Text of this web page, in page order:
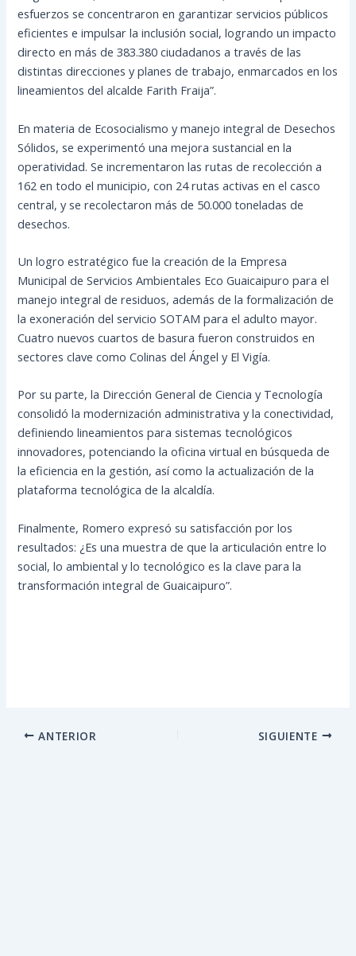
esfuerzos se concentraron en garantizar servicios públicos
eficientes e impulsar la inclusión social, logrando un impacto
directo en más de 383.380 ciudadanos a través de las
distintas direcciones y planes de trabajo, enmarcados en los
lineamientos del alcalde Farith Fraija”.
En materia de Ecosocialismo y manejo integral de Desechos
Sólidos, se experimentó una mejora sustancial en la
operatividad. Se incrementaron las rutas de recolección a
162 en todo el municipio, con 24 rutas activas en el casco
central, y se recolectaron más de 50.000 toneladas de
desechos.
Un logro estratégico fue la creación de la Empresa
Municipal de Servicios Ambientales Eco Guaicaipuro para el
manejo integral de residuos, además de la formalización de
la exoneración del servicio SOTAM para el adulto mayor.
Cuatro nuevos cuartos de basura fueron construidos en
sectores clave como Colinas del Ángel y El Vigía.
Por su parte, la Dirección General de Ciencia y Tecnología
consolidó la modernización administrativa y la conectividad,
definiendo lineamientos para sistemas tecnológicos
innovadores, potenciando la oficina virtual en búsqueda de
la eficiencia en la gestión, así como la actualización de la
plataforma tecnológica de la alcaldía.
Finalmente, Romero expresó su satisfacción por los
resultados: ¿Es una muestra de que la articulación entre lo
social, lo ambiental y lo tecnológico es la clave para la
transformación integral de Guaicaipuro”.
ANTERIOR SIGUIENTE